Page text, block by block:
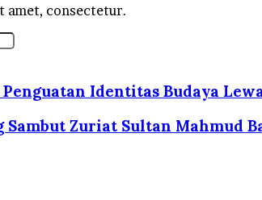
amet, consectetur.
Penguatan Identitas Budaya
Sambut Zuriat Sultan Mahmud